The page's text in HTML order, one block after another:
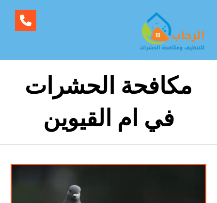
مكافحة الحشرات
في ام القيوين